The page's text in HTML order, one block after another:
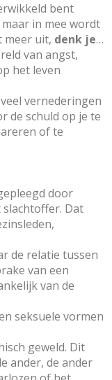
bent
in mee wordt
meer uit, denk je…
van angst,
het leven
vernederingen
de schuld op je te
of te
door
Dat
de relatie tussen
van een
van de
seksuele vormen
geweld. Dit
ander, de ander